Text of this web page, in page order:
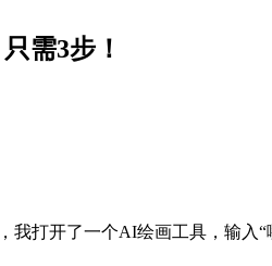
需3步！
打开了一个AI绘画工具，输入